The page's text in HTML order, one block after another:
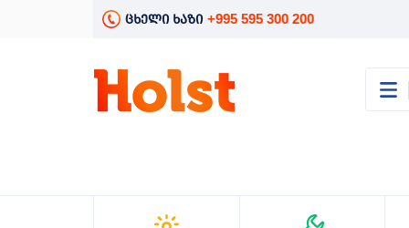
ცხელი ხაზი +995 595 300 200